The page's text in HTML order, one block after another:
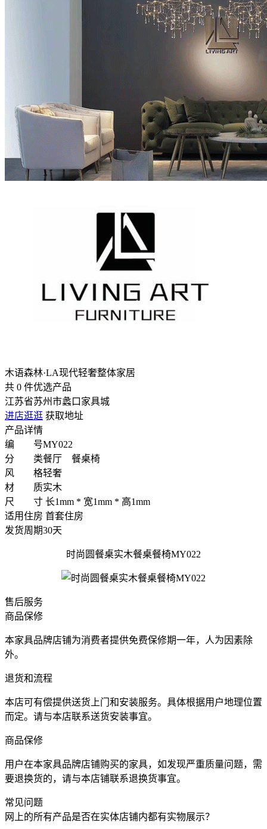
木语森林·LA现代轻奢整体家居
共 0 件优选产品
江苏省苏州市蠡口家具城
进店逛逛 获取地址
产品详情
编 号MY022
分 类餐厅 餐桌椅
风 格轻奢
材 质实木
尺 寸 长1mm * 宽1mm * 高1mm
适用住房 首套住房
发货周期30天
时尚圆餐桌实木餐桌餐椅MY022
售后服务
商品保修
本家具品牌店铺为消费者提供免费保修期一年，人为因素除
外。
退货和流程
本店可有偿提供送货上门和安装服务。具体根据用户地理位置
而定。请与本店联系送货安装事宜。
商品保修
用户在本家具品牌店铺购买的家具，如发现严重质量问题，需
要退换货的，请与本店铺联系退换货事宜。
常见问题
网上的所有产品是否在实体店铺内都有实物展示？